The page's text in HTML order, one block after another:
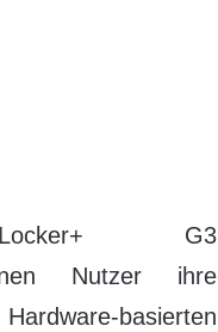
G3
Nutzer ihre
basierten